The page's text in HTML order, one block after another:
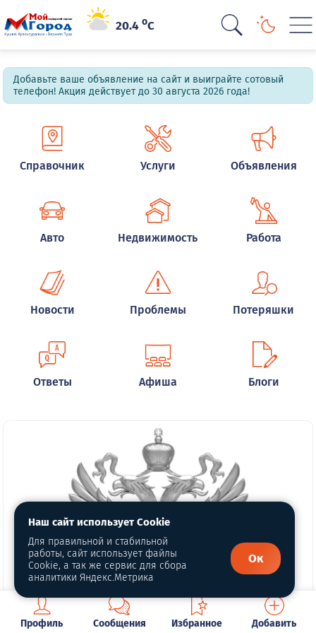
20.4oC
Добавьте ваше объявление на сайт и выиграйте сотовый
телефон! Акция действует до 30 августа 2026 года!
Справочник Услуги Объявления
Авто Недвижимость Работа
Новости Проблемы Потеряшки
Ответы Афиша Блоги
Профиль Сообщения Избранное Добавить
Наш сайт использует Cookie
Для правильной и стабильной
работы, сайт использует файлы
Cookie, а так же сервис для сбора
аналитики Яндекс.Метрика
Ок